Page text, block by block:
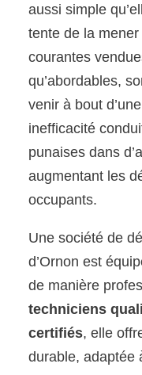
aussi simple
tente de la
courantes
qu’abordables,
venir à bout
inefficacité
punaises dans
augmentant les
occupants.
Une société de
d’Ornon est
de manière
techniciens
certifiés, elle
durable, adaptée